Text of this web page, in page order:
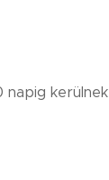
napig kerülnek